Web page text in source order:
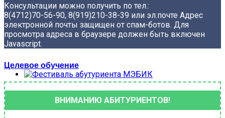
Консультации можно получить по тел.:
8(4712)70-56-90, 8(919)210-38-39 или эл.почте Адрес
электронной почты защищен от спам-ботов. Для
просмотра адреса в браузере должен быть включен
Javascript.
Целевое обучение
ВНИМАНИЮ АБИТУРИЕНТОВ!